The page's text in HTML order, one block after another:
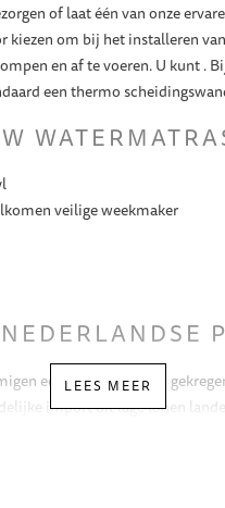
of laat één van onze
kiezen om bij het installeren
en af te voeren. U kunt .
een thermo
veilige weekmaker
een negatief imago
import uit lage lonen
nachtrust en een gezond
we zelf in Nederland.
LEES MEER